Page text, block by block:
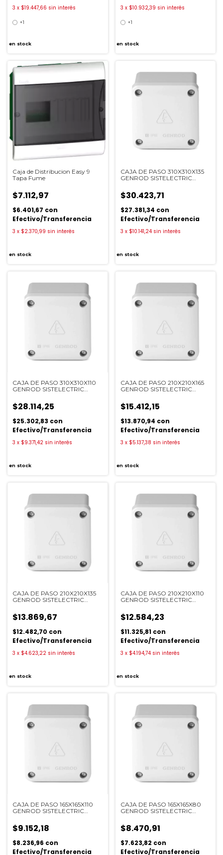
3 x $19.447,66 sin interés
+1
en stock
3 x $10.932,39 sin interés
+1
en stock
Caja de Distribucion Easy 9
Tapa Fume
$7.112,97
$6.401,67 con
Efectivo/Transferencia
3 x $2.370,99 sin interés
en stock
CAJA DE PASO 310X310X135
GENROD SISTELECTRIC
$30.423,71
$27.381,34 con
Efectivo/Transferencia
3 x $10.141,24 sin interés
en stock
CAJA DE PASO 310X310X110
GENROD SISTELECTRIC
$28.114,25
$25.302,83 con
Efectivo/Transferencia
3 x $9.371,42 sin interés
en stock
CAJA DE PASO 210X210X165
GENROD SISTELECTRIC
$15.412,15
$13.870,94 con
Efectivo/Transferencia
3 x $5.137,38 sin interés
en stock
CAJA DE PASO 210X210X135
GENROD SISTELECTRIC
$13.869,67
$12.482,70 con
Efectivo/Transferencia
3 x $4.623,22 sin interés
en stock
CAJA DE PASO 210X210X110
GENROD SISTELECTRIC
$12.584,23
$11.325,81 con
Efectivo/Transferencia
3 x $4.194,74 sin interés
en stock
CAJA DE PASO 165X165X110
GENROD SISTELECTRIC
$9.152,18
$8.236,96 con
Efectivo/Transferencia
CAJA DE PASO 165X165X80
GENROD SISTELECTRIC
$8.470,91
$7.623,82 con
Efectivo/Transferencia